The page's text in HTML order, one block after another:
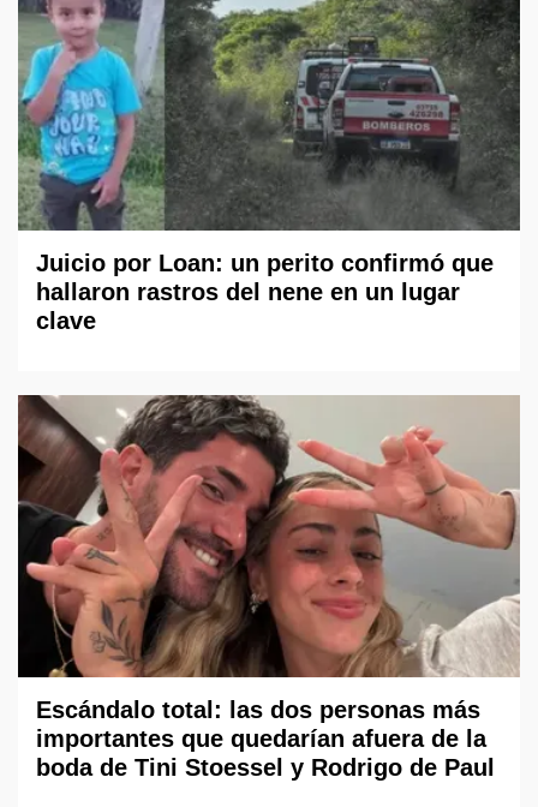
Juicio por Loan: un perito confirmó que
hallaron rastros del nene en un lugar
clave
Escándalo total: las dos personas más
importantes que quedarían afuera de la
boda de Tini Stoessel y Rodrigo de Paul